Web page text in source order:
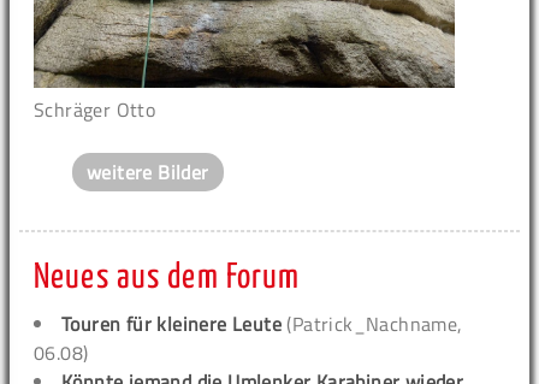
Schräger Otto
weitere Bilder
Neues aus dem Forum
Touren für kleinere Leute (Patrick_Nachname,
06.08)